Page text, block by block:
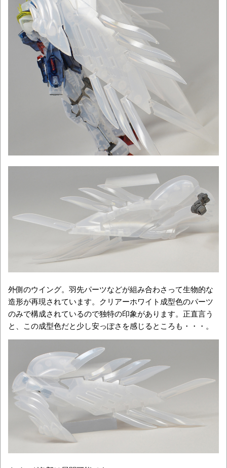
外側のウイング。羽先パーツなどが組み合わさって生物的な
造形が再現されています。クリアーホワイト成型色のパーツ
のみで構成されているので独特の印象があります。正直言う
と、この成型色だと少し安っぽさを感じるところも・・・。